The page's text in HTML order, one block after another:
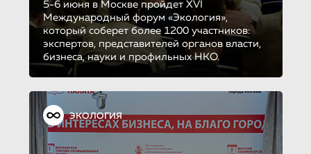
5-6 июня в Москве пройдет XVI
Международный форум «Экология»,
который соберет более 1200 участников:
экспертов, представителей органов власти,
бизнеса, науки и профильных НКО.
ЭКОЛОГИЯ